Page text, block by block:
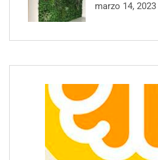
marzo 14, 2023